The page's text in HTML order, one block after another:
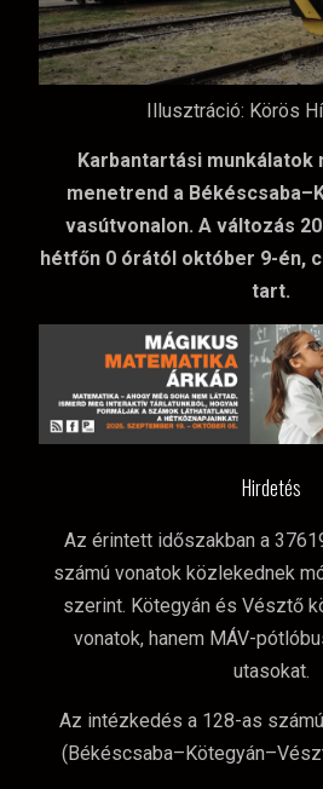
Illusztráció: Körös
Karbantartási munkálatok
menetrend a
vasútvonalon. A változás
hétfőn 0 órától október 9-én,
tart.
Hirdetés
Az érintett időszakban a
számú vonatok közlekednek
szerint. Kötegyán és Vésztő
vonatok, hanem MÁV-
utasokat.
Az intézkedés a 128-as